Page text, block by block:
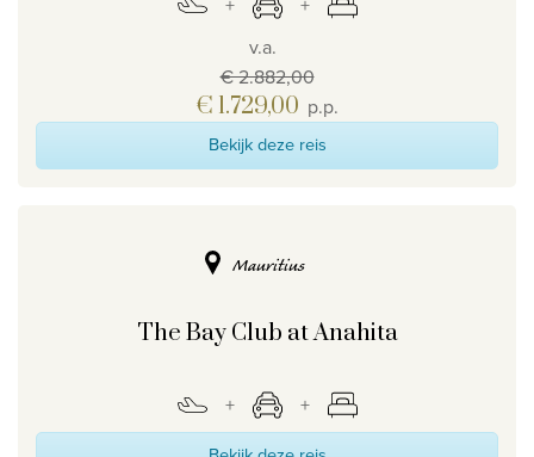
v.a.
€ 2.882,00
€ 1.729,00 p.p.
Bekijk deze reis
Mauritius
The Bay Club at Anahita